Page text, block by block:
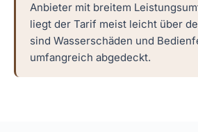
Anbieter mit breitem
liegt der Tarif meist leicht über
sind Wasserschäden und
umfangreich abgedeckt.